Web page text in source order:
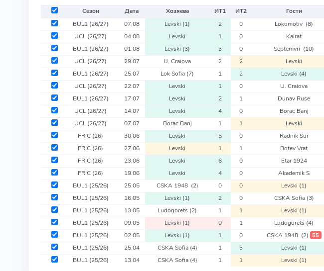
Сезон Дата Хозяева ИТ1 ИТ2 Гости
BUL1 (26/27) 07.08 Levski (1) 2 0 Lokomotiv (8)
UCL(26/27) 04.08 Levski 1 0 Kairat
BUL1 (26/27) 01.08 Levski (3) 3 0 Septemvri (10)
UCL(26/27) 29.07 U. Craiova 2 2 Levski
BUL1 (26/27) 25.07 Lok Sofia (7) 1 2 Levski (4)
UCL(26/27) 22.07 Levski 1 0 U. Craiova
BUL1 (26/27) 17.07 Levski 2 1 Dunav Ruse
UCL(26/27) 14.07 Levski 4 0 Borac Banj
UCL(26/27) 07.07 Borac Banj 1 1 Levski
FRIC (26) 30.06 Levski 5 0 Radnik Sur
FRIC (26) 27.06 Levski 1 1 Botev Vrat
FRIC (26) 23.06 Levski 6 0 Etar 1924
FRIC (26) 19.06 Levski 4 0 Akademik S
BUL1 (25/26) 25.05 CSKA 1948 (2) 0 0 Levski (1)
BUL1 (25/26) 16.05 Levski (1) 2 0 CSKA Sofia (3)
BUL1 (25/26) 13.05 Ludogorets (2) 1 1 Levski (1)
BUL1 (25/26) 09.05 Levski (1) 0 1 Ludogorets (4)
BUL1 (25/26) 02.05 Levski (1) 1 0 CSKA 1948 (2) 55
BUL1 (25/26) 25.04 CSKA Sofia (4) 1 3 Levski (1)
BUL1 (25/26) 13.04 CSKA Sofia (4) 1 1 Levski (1)